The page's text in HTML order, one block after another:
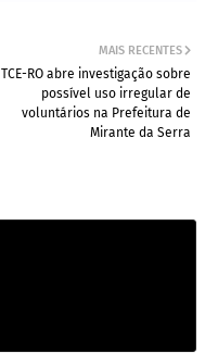
MAIS RECENTES
TCE-RO abre investigação sobre
possível uso irregular de
voluntários na Prefeitura de
Mirante da Serra